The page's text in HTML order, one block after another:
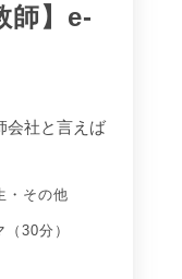
師】e-
会社と言えば
・ その他
30分）